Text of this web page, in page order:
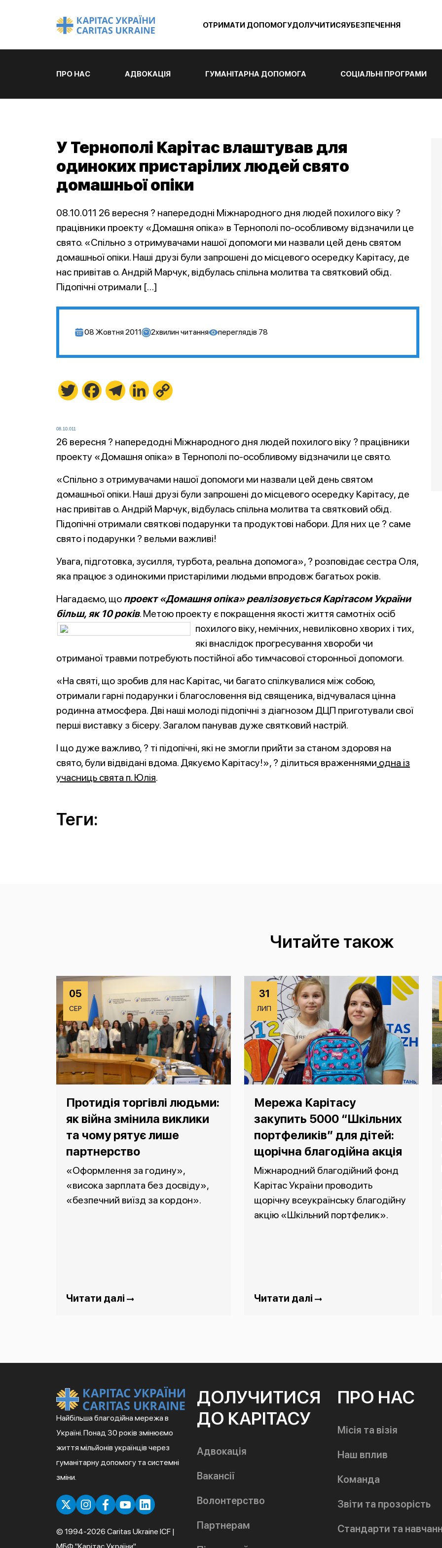
ОТРИМАТИ ДОПОМОГУДОЛУЧИТИСЯУБЕЗПЕЧЕННЯ
ПРО НАС АДВОКАЦІЯ ГУМАНІТАРНА ДОПОМОГА СОЦІАЛЬНІ ПРОГРАМИ
У Тернополі Карітас влаштував для
одиноких пристарілих людей свято
домашньої опіки
08.10.011 26 вересня ? напередодні Міжнародного дня людей похилого віку ?
працівники проекту «Домашня опіка» в Тернополі по-особливому відзначили це
свято. «Спільно з отримувачами нашої допомоги ми назвали цей день святом
домашньої опіки. Наші друзі були запрошені до місцевого осередку Карітасу, де
нас привітав о. Андрій Марчук, відбулась спільна молитва та святковий обід.
Підопічні отримали […]
08 Жовтня 2011 2хвилин читання переглядів 78
Twitter FacebookTelegramLinkedIn
08.10.011
26 вересня ? напередодні Міжнародного дня людей похилого віку ? працівники
проекту «Домашня опіка» в Тернополі по-особливому відзначили це свято.
«Спільно з отримувачами нашої допомоги ми назвали цей день святом
домашньої опіки. Наші друзі були запрошені до місцевого осередку Карітасу, де
нас привітав о. Андрій Марчук, відбулась спільна молитва та святковий обід.
Підопічні отримали святкові подарунки та продуктові набори. Для них це ? саме
свято і подарунки ? вельми важливі!
Увага, підготовка, зусилля, турбота, реальна допомога», ? розповідає сестра Оля,
яка працює з одинокими пристарілими людьми впродовж багатьох років.
Нагадаємо, що проект «Домашня опіка» реалізовується Карітасом України
більш, як 10 років. Метою проекту є покращення якості життя самотніх осіб
похилого віку, немічних, невиліковно хворих і тих,
які внаслідок прогресування хвороби чи
отриманої травми потребують постійної або тимчасової сторонньої допомоги.
«На святі, що зробив для нас Карітас, чи багато спілкувалися між собою,
отримали гарні подарунки і благословення від священика, відчувалася цінна
родинна атмосфера. Дві наші молоді підопічні з діагнозом ДЦП приготували свої
перші виставку з бісеру. Загалом панував дуже святковий настрій.
І що дуже важливо, ? ті підопічні, які не змогли прийти за станом здоровя на
свято, були відвідані вдома. Дякуємо Карітасу!», ? ділиться враженнями одна із
учасниць свята п. Юлія.
Теги:
Читайте також
05
СЕР
Протидія торгівлі людьми:
як війна змінила виклики
та чому рятує лише
партнерство
«Оформлення за годину»,
«висока зарплата без досвіду»,
«безпечний виїзд за кордон».
Читати далі
31
ЛИП
Мережа Карітасу
закупить 5000 “Шкільних
портфеликів” для дітей:
щорічна благодійна акція
Міжнародний благодійний фонд
Карітас України проводить
щорічну всеукраїнську благодійну
акцію «Шкільний портфелик».
Читати далі
Найбільша благодійна мережа в
Україні. Понад 30 років змінюємо
життя мільйонів українців через
гуманітарну допомогу та системні
зміни.
© 1994-2026 Caritas Ukraine ICF |
ДОЛУЧИТИСЯ
ДО КАРІТАСУ
Адвокація
Вакансії
Волонтерство
Партнерам
ПРО НАС
Місія та візія
Наш вплив
Команда
Звіти та прозорість
Стандарти та